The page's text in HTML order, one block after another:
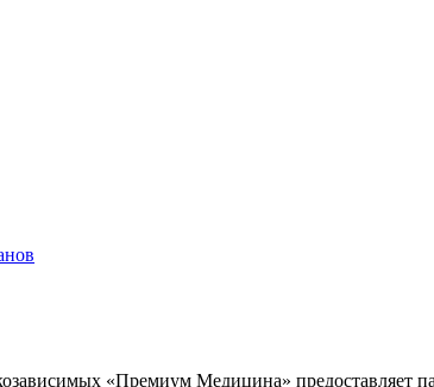
«Премиум Медицина» предоставляет